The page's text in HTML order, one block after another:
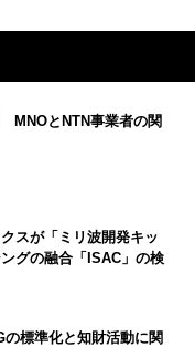
MNOとNTN事業者の関
スが「ミリ波開発キッ
グの融合「ISAC」の検
の標準化と知財活動に関